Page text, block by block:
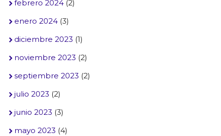
febrero 2024(2)
enero 2024(3)
diciembre 2023 (1)
noviembre 2023 (2)
septiembre 2023 (2)
julio 2023 (2)
junio 2023 (3)
mayo 2023 (4)